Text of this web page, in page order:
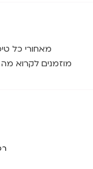
מאחורי כל
מוזמנים לקרוא